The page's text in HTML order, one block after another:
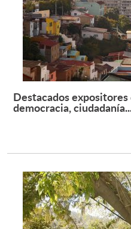
Destacados
democracia,